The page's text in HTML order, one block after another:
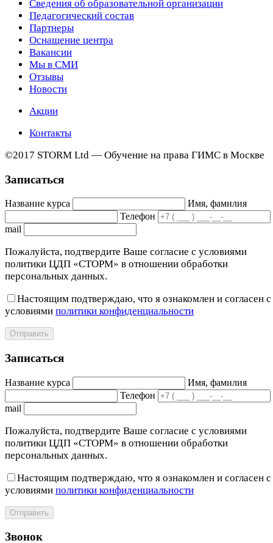
Сведения об образовательной организации
Педагогический состав
Партнеры
Оснащение центра
Вакансии
Мы в СМИ
Отзывы
Новости
Акции
Контакты
©2017 STORM Ltd — Обучение на права ГИМС в Москве
Записаться
Название курса
Имя, фамилия
Телефон
mail
Пожалуйста, подтвердите Ваше согласие с условиями
политики ЦДП «СТОРМ» в отношении обработки
персональных данных.
Настоящим подтверждаю, что я ознакомлен и согласен с
условиями политики конфиденциальности
Отправить
Записаться
Название курса
Имя, фамилия
Телефон
mail
Пожалуйста, подтвердите Ваше согласие с условиями
политики ЦДП «СТОРМ» в отношении обработки
персональных данных.
Настоящим подтверждаю, что я ознакомлен и согласен с
условиями политики конфиденциальности
Отправить
Звонок